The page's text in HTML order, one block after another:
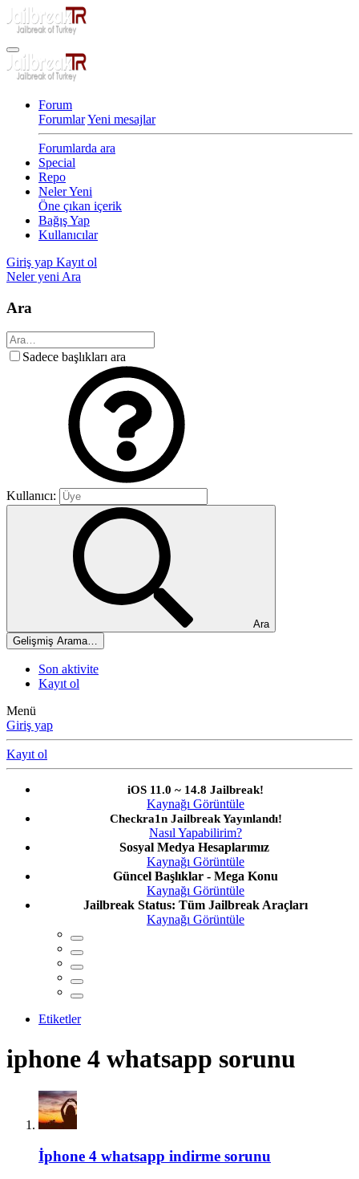
Forum
ForumlarYeni mesajlar
Forumlarda ara
Special
Repo
Neler Yeni
Öne çıkan içerik
Bağış Yap
Kullanıcılar
Giriş yap Kayıt ol
Neler yeni Ara
Ara
Sadece başlıkları ara
Kullanıcı:
Ara
Gelişmiş Arama…
Son aktivite
Kayıt ol
Menü
Giriş yap
Kayıt ol
iOS 11.0 ~ 14.8 Jailbreak!
Kaynağı Görüntüle
Checkra1n Jailbreak Yayınlandı!
Nasıl Yapabilirim?
Sosyal Medya Hesaplarımız
Kaynağı Görüntüle
Güncel Başlıklar - Mega Konu
Kaynağı Görüntüle
Jailbreak Status: Tüm Jailbreak Araçları
Kaynağı Görüntüle
Etiketler
iphone 4 whatsapp sorunu
İphone 4 whatsapp indirme sorunu